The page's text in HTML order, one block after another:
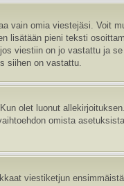
vain omia viestejäsi. Voit
pieni teksti
viestiin on jo vastattu ja
siihen on vastattu.
olet luonut
omista
viestiketjun